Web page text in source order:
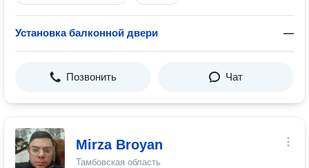
Установка балконной двери —
Позвонить Чат
Mirza Broyan
Тамбовская область